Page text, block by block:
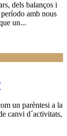
dels balanços i
amb nous
un...
un parèntesi a la
canvi d´activitats,